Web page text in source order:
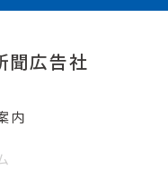
聞広告社
内